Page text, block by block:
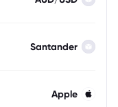
Santander
Apple